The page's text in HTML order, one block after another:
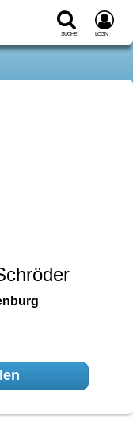
Suche Login